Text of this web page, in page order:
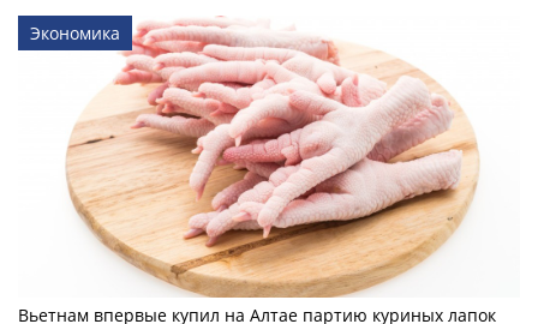
Экономика
Вьетнам впервые купил на Алтае партию куриных лапок